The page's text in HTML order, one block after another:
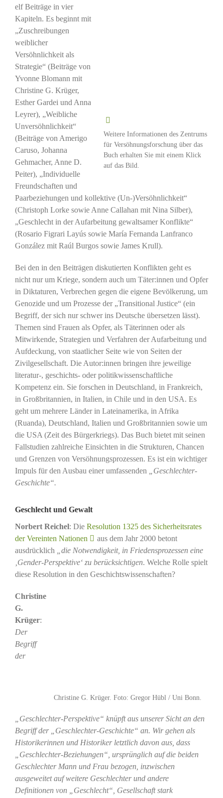
Weitere Informationen des Zentrums
für Versöhnungsforschung über das
Buch erhalten Sie mit einem Klick
auf das Bild.
elf Beiträge in vier
Kapiteln. Es beginnt mit
„Zuschreibungen
weiblicher
Versöhnlichkeit als
Strategie“ (Beiträge von
Yvonne Blomann mit
Christine G. Krüger,
Esther Gardei und Anna
Leyrer), „Weibliche
Unversöhnlichkeit“
(Beiträge von Amerigo
Caruso, Johanna
Gehmacher, Anne D.
Peiter), „Individuelle
Freundschaften und
Paarbeziehungen und kollektive (Un-)Versöhnlichkeit“
(Christoph Lorke sowie Anne Callahan mit Nina Silber),
„Geschlecht in der Aufarbeitung gewaltsamer Konflikte“
(Rosario Figrari Layús sowie María Fernanda Lanfranco
González mit Raúl Burgos sowie James Krull).
Bei den in den Beiträgen diskutierten Konflikten geht es
nicht nur um Kriege, sondern auch um Täter:innen und Opfer
in Diktaturen, Verbrechen gegen die eigene Bevölkerung, um
Genozide und um Prozesse der „Transitional Justice“ (ein
Begriff, der sich nur schwer ins Deutsche übersetzen lässt).
Themen sind Frauen als Opfer, als Täterinnen oder als
Mitwirkende, Strategien und Verfahren der Aufarbeitung und
Aufdeckung, von staatlicher Seite wie von Seiten der
Zivilgesellschaft. Die Autor:innen bringen ihre jeweilige
literatur-, geschichts- oder politikwissenschaftliche
Kompetenz ein. Sie forschen in Deutschland, in Frankreich,
in Großbritannien, in Italien, in Chile und in den USA. Es
geht um mehrere Länder in Lateinamerika, in Afrika
(Ruanda), Deutschland, Italien und Großbritannien sowie um
die USA (Zeit des Bürgerkriegs). Das Buch bietet mit seinen
Fallstudien zahlreiche Einsichten in die Strukturen, Chancen
und Grenzen von Versöhnungsprozessen. Es ist ein wichtiger
Impuls für den Ausbau einer umfassenden
„Geschlechter-
Geschichte“.
Geschlecht und Gewalt
Norbert Reichel: Die Resolution 1325 des Sicherheitsrates
der Vereinten Nationen
aus dem Jahr 2000 betont
ausdrücklich
„die Notwendigkeit, in Friedensprozessen eine
‚Gender-Perspektive‘ zu berücksichtigen. Welche Rolle spielt
diese Resolution in den Geschichtswissenschaften?
Christine G. Krüger. Foto: Gregor Hübl / Uni Bonn.
Christine
G.
Krüger:
Der
Begriff
der
„Geschlechter-Perspektive“ knüpft aus unserer Sicht an den
Begriff der „Geschlechter-Geschichte“ an. Wir gehen als
Historikerinnen und Historiker letztlich davon aus, dass
„Geschlechter-Beziehungen“, ursprünglich auf die beiden
Geschlechter Mann und Frau bezogen, inzwischen
ausgeweitet auf weitere Geschlechter und andere
Definitionen von „Geschlecht“, Gesellschaft stark